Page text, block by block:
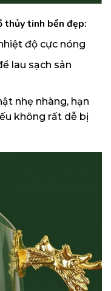
thủy tinh bền đẹp:
độ cực nóng
lau sạch sản
nhẹ nhàng, hạn
không rất dễ bị